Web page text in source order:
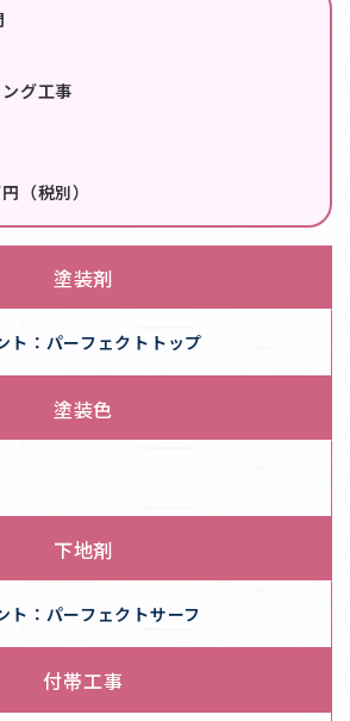
グ工事
（税別）
塗装剤
ト：パーフェクトトップ
塗装色
下地剤
ト：パーフェクトサーフ
付帯工事